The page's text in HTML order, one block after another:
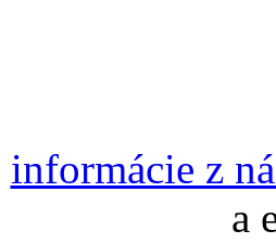
informácie z
a